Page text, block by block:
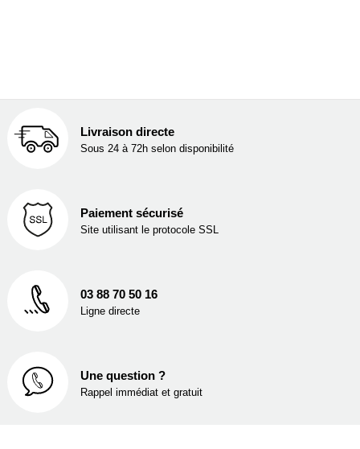
Livraison directe
Sous 24 à 72h selon disponibilité
Paiement sécurisé
Site utilisant le protocole SSL
03 88 70 50 16
Ligne directe
Une question ?
Rappel immédiat et gratuit